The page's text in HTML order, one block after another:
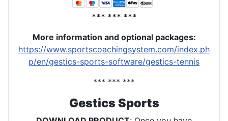
*** *** ***
More information and optional packages:
https://www.sportscoachingsystem.com/index.ph
p/en/gestics-sports-software/gestics-tennis
*** *** ***
Gestics Sports